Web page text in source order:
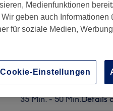
Rhein, 55218
25 Min. - 40 Min.Details
Pediküre
35 Min. - 50 Min.Details
Medienfunktionen
geben auch
für soziale Medien,
Cookie-Einstellungen